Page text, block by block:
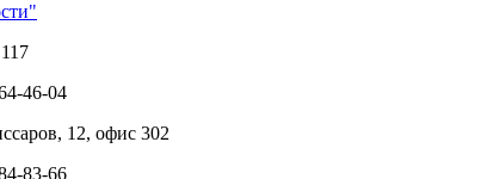
46-04
12, офис 302
83-66